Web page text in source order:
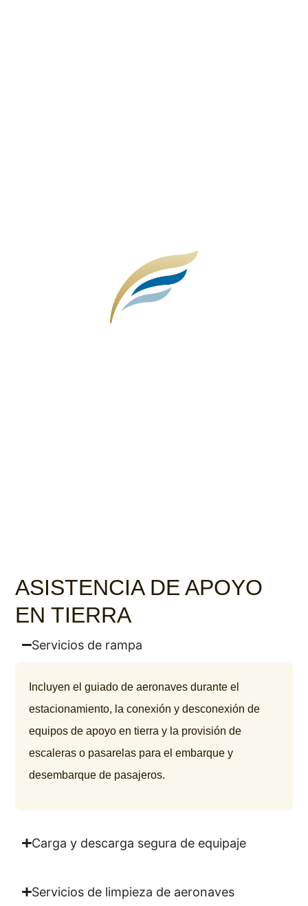
ASISTENCIA DE APOYO
EN TIERRA
Servicios de rampa
Incluyen el guiado de aeronaves durante el
estacionamiento, la conexión y desconexión de
equipos de apoyo en tierra y la provisión de
escaleras o pasarelas para el embarque y
desembarque de pasajeros.
Carga y descarga segura de equipaje
Servicios de limpieza de aeronaves